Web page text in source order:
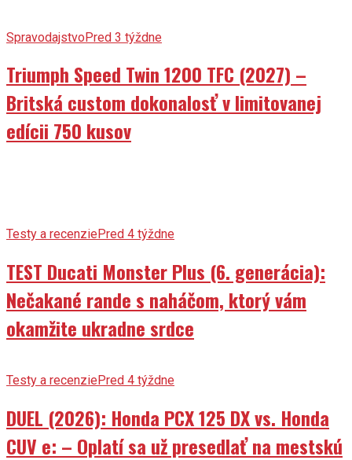
SpravodajstvoPred 3 týždne
Triumph Speed Twin 1200 TFC (2027) –
Britská custom dokonalosť v limitovanej
edícii 750 kusov
Testy a recenziePred 4 týždne
TEST Ducati Monster Plus (6. generácia):
Nečakané rande s naháčom, ktorý vám
okamžite ukradne srdce
Testy a recenziePred 4 týždne
DUEL (2026): Honda PCX 125 DX vs. Honda
CUV e: – Oplatí sa už presedlať na mestskú